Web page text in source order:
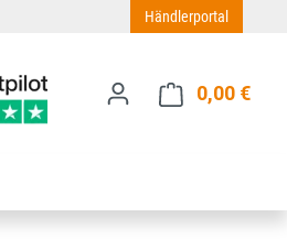
Händlerportal
0,00 €